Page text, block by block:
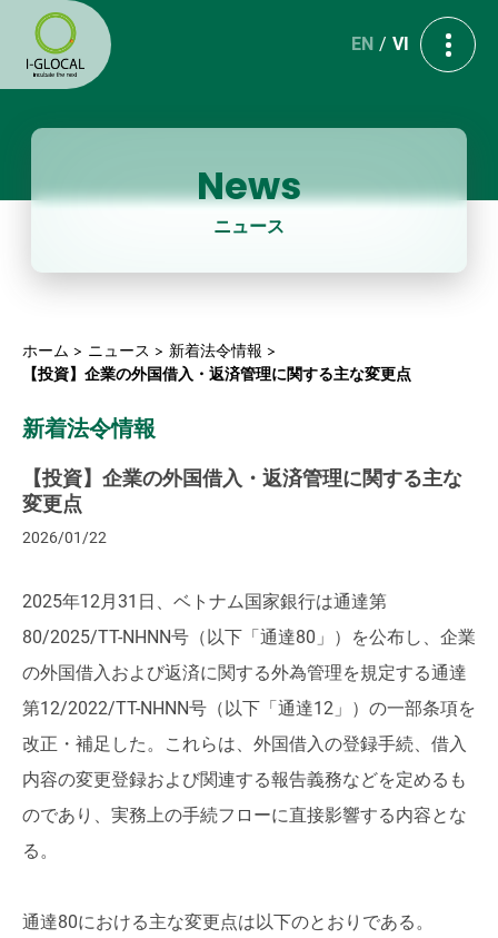
EN VI
News
ニュース
ホーム ニュース
新着法令情報
【投資】企業の外国借入・返済管理に関する主な変更点
新着法令情報
【投資】企業の外国借入・返済管理に関する主な
変更点
2026/01/22
2025年12月31日、ベトナム国家銀行は通達第
80/2025/TT-NHNN号（以下「通達80」）を公布し、企業
の外国借入および返済に関する外為管理を規定する通達
第12/2022/TT-NHNN号（以下「通達12」）の一部条項を
改正・補足した。これらは、外国借入の登録手続、借入
内容の変更登録および関連する報告義務などを定めるも
のであり、実務上の手続フローに直接影響する内容とな
る。
通達80における主な変更点は以下のとおりである。